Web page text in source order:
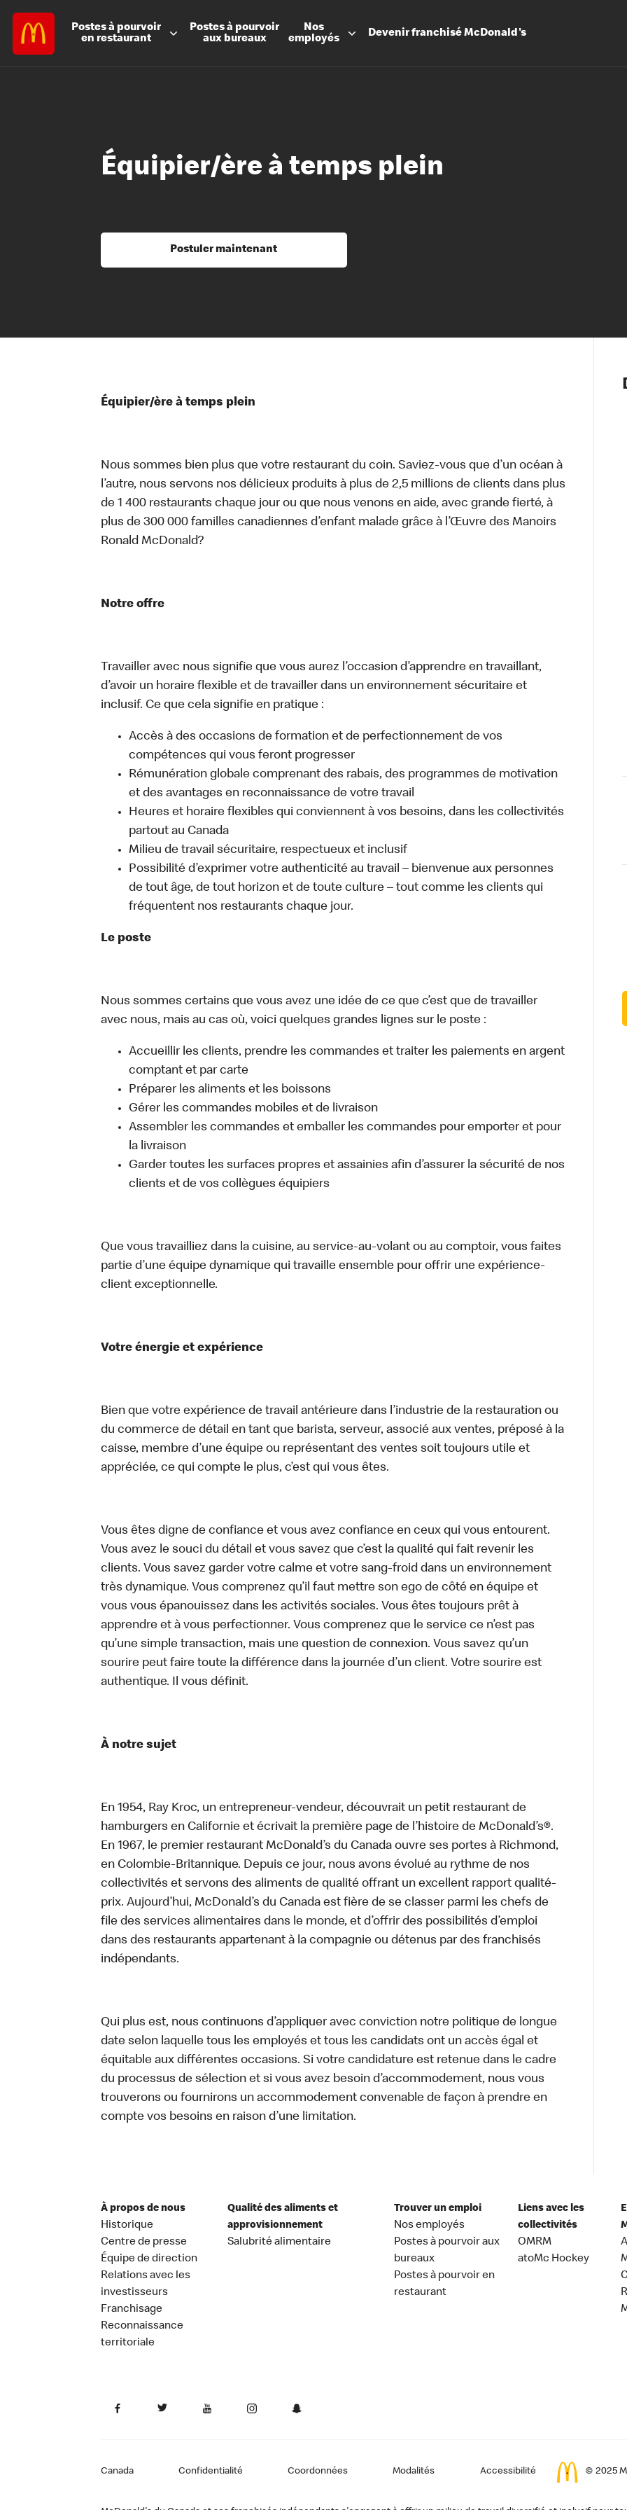
Postes à pourvoir
en restaurant
Postes à pourvoir
aux bureaux
Nos
employés
DevenirfranchiséMcDonald's
Les
Notre
Nos
Santé et
Équipier/ère à temps plein
Postuler maintenant
Équipier/ère à temps plein
Nous sommes bien plus que votre restaurant du coin. Saviez-vous que d’un océan à
l’autre, nous servons nos délicieux produits à plus de 2,5 millions de clients dans plus
de 1 400 restaurants chaque jour ou que nous venons en aide, avec grande fierté, à
plus de 300 000 familles canadiennes d’enfant malade grâce à l’Œuvre des Manoirs
Ronald McDonald?
Notre offre
Travailler avec nous signifie que vous aurez l’occasion d’apprendre en travaillant,
d’avoir un horaire flexible et de travailler dans un environnement sécuritaire et
inclusif. Ce que cela signifie en pratique :
Accès à des occasions de formation et de perfectionnement de vos
compétences qui vous feront progresser
Rémunération globale comprenant des rabais, des programmes de motivation
et des avantages en reconnaissance de votre travail
Heures et horaire flexibles qui conviennent à vos besoins, dans les collectivités
partout au Canada
Milieu de travail sécuritaire, respectueux et inclusif
Possibilité d’exprimer votre authenticité au travail – bienvenue aux personnes
de tout âge, de tout horizon et de toute culture – tout comme les clients qui
fréquentent nos restaurants chaque jour.
Le poste
Nous sommes certains que vous avez une idée de ce que c’est que de travailler
avec nous, mais au cas où, voici quelques grandes lignes sur le poste :
Accueillir les clients, prendre les commandes et traiter les paiements en argent
comptant et par carte
Préparer les aliments et les boissons
Gérer les commandes mobiles et de livraison
Assembler les commandes et emballer les commandes pour emporter et pour
la livraison
Garder toutes les surfaces propres et assainies afin d’assurer la sécurité de nos
clients et de vos collègues équipiers
Que vous travailliez dans la cuisine, au service-au-volant ou au comptoir, vous faites
partie d’une équipe dynamique qui travaille ensemble pour offrir une expérience-
client exceptionnelle.
Votre énergie et expérience
Bien que votre expérience de travail antérieure dans l’industrie de la restauration ou
du commerce de détail en tant que barista, serveur, associé aux ventes, préposé à la
caisse, membre d’une équipe ou représentant des ventes soit toujours utile et
appréciée, ce qui compte le plus, c’est qui vous êtes.
Vous êtes digne de confiance et vous avez confiance en ceux qui vous entourent.
Vous avez le souci du détail et vous savez que c’est la qualité qui fait revenir les
clients. Vous savez garder votre calme et votre sang-froid dans un environnement
très dynamique. Vous comprenez qu’il faut mettre son ego de côté en équipe et
vous vous épanouissez dans les activités sociales. Vous êtes toujours prêt à
apprendre et à vous perfectionner. Vous comprenez que le service ce n’est pas
qu’une simple transaction, mais une question de connexion. Vous savez qu’un
sourire peut faire toute la différence dans la journée d’un client. Votre sourire est
authentique. Il vous définit.
À notre sujet
En 1954, Ray Kroc, un entrepreneur-vendeur, découvrait un petit restaurant de
hamburgers en Californie et écrivait la première page de l’histoire de McDonald’s®.
En 1967, le premier restaurant McDonald’s du Canada ouvre ses portes à Richmond,
en Colombie-Britannique. Depuis ce jour, nous avons évolué au rythme de nos
collectivités et servons des aliments de qualité offrant un excellent rapport qualité-
prix. Aujourd’hui, McDonald’s du Canada est fière de se classer parmi les chefs de
file des services alimentaires dans le monde, et d’offrir des possibilités d’emploi
dans des restaurants appartenant à la compagnie ou détenus par des franchisés
indépendants.
Qui plus est, nous continuons d’appliquer avec conviction notre politique de longue
date selon laquelle tous les employés et tous les candidats ont un accès égal et
équitable aux différentes occasions. Si votre candidature est retenue dans le cadre
du processus de sélection et si vous avez besoin d’accommodement, nous vous
trouverons ou fournirons un accommodement convenable de façon à prendre en
compte vos besoins en raison d’une limitation.
À propos de nous
Historique
Centre de presse
Équipe de direction
Relations avec les
investisseurs
Franchisage
Reconnaissance
territoriale
Qualité des aliments et
approvisionnement
Salubrité alimentaire
Trouver un emploi
Nos employés
Postes à pourvoir aux
bureaux
Postes à pourvoir en
restaurant
Liens avec les
collectivités
OMRM
atoMc Hockey
Canada Confidentialité Coordonnées Modalités Accessibilité © 2025